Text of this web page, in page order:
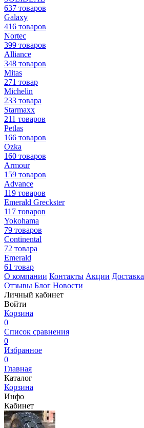
637 товаров
Galaxy
416 товаров
Nortec
399 товаров
Alliance
348 товаров
Mitas
271 товар
Michelin
233 товара
Starmaxx
211 товаров
Petlas
166 товаров
Ozka
160 товаров
Armour
159 товаров
Advance
119 товаров
Emerald Greckster
117 товаров
Yokohama
79 товаров
Continental
72 товара
Emerald
61 товар
О компании Контакты Акции Доставка
Отзывы Блог Новости
Личный кабинет
Войти
Корзина
0
Список сравнения
0
Избранное
0
Главная
Каталог
Корзина
Инфо
Кабинет